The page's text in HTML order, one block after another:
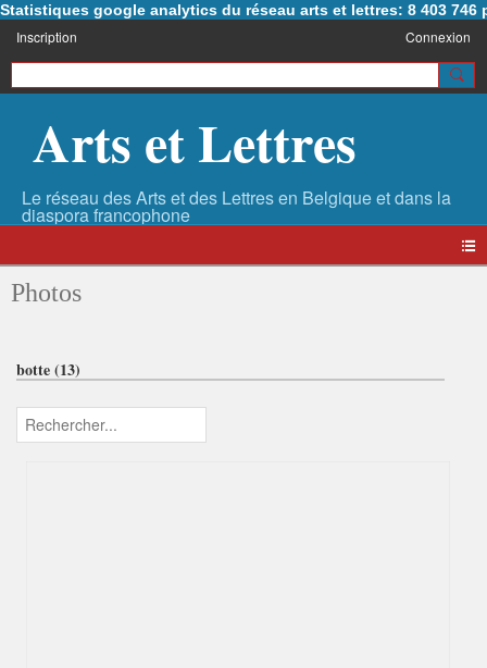
Statistiques google analytics du réseau arts et lettres: 8 403 746
Inscription Connexion
Arts et Lettres
Photos
botte (13)